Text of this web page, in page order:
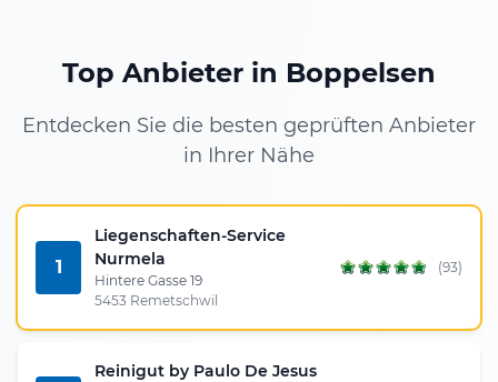
Top Anbieter in Boppelsen
Entdecken Sie die besten geprüften Anbieter
in Ihrer Nähe
1
Liegenschaften-Service
Nurmela
Hintere Gasse 19
5453 Remetschwil
(93)
Reinigut by Paulo De Jesus